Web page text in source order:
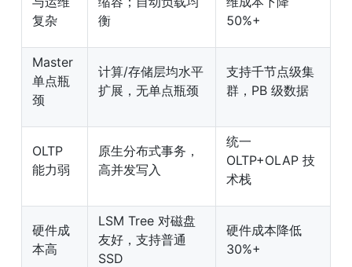
复杂
衡
50%+
Master
单点瓶
颈
计算/存储层均水平
扩展，无单点瓶颈
支持千节点级集
群，PB 级数据
OLTP
能力弱
原生分布式事务，
高并发写入
统一
OLTP+OLAP 技
术栈
硬件成
本高
LSM Tree 对磁盘
友好，支持普通
SSD
硬件成本降低
30%+